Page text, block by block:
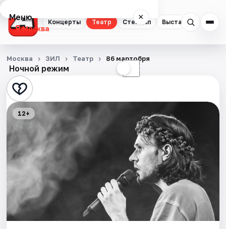
Концерты Театр Стендап Выставки
Меню ×
Москва
Концерты
Театр
Стендап
Выставки
Квесты
Экскурсии
Спорт
События
Ночной режим ☾
Москва ЗИЛ Театр 86 мартобря
12+